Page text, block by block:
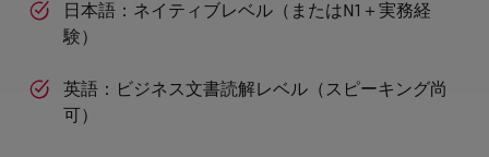
日本語：ネイティブレベル（またはN1＋実務経
験）
英語：ビジネス文書読解レベル（スピーキング尚
可）